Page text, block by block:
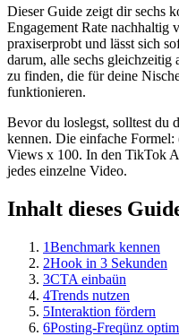
Dieser Guide zeigt dir sechs
Engagement Rate nachhaltig
praxiserprobt und lässt sich
darum, alle sechs gleichzeitig
zu finden, die für deine
funktionieren.
Bevor du loslegst, solltest du
kennen. Die einfache
Views x 100. In den TikTok
jedes einzelne Video.
Inhalt dieses
1Benchmark kennen
2Hook in 3 Sekunden
3CTA einbaün
4Trends nutzen
5Interaktion fördern
6Posting-Freqünz